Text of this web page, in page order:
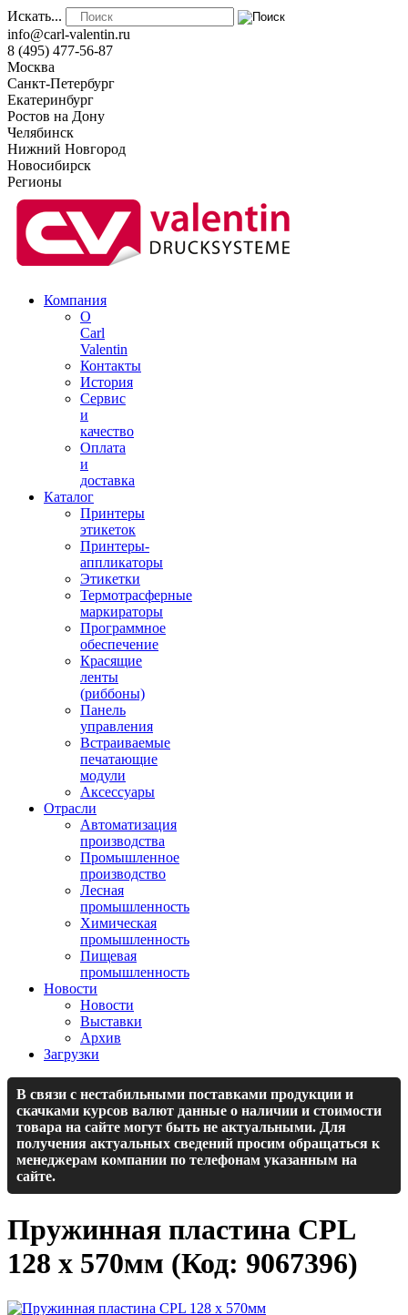
Искать...
info@carl-valentin.ru
8 (495) 477-56-87
Москва
Санкт-Петербург
Екатеринбург
Ростов на Дону
Челябинск
Нижний Новгород
Новосибирск
Регионы
Компания
О
Carl
Valentin
Контакты
История
Сервис
и
качество
Оплата
и
доставка
Каталог
Принтеры
этикеток
Принтеры-
аппликаторы
Этикетки
Термотрасферные
маркираторы
Программное
обеспечение
Красящие
ленты
(риббоны)
Панель
управления
Встраиваемые
печатающие
модули
Аксессуары
Отрасли
Автоматизация
производства
Промышленное
производство
Лесная
промышленность
Химическая
промышленность
Пищевая
промышленность
Новости
Новости
Выставки
Архив
Загрузки
В связи с нестабильными поставками продукции и
скачками курсов валют данные о наличии и стоимости
товара на сайте могут быть не актуальными. Для
получения актуальных сведений просим обращаться к
менеджерам компании по телефонам указанным на
сайте.
Пружинная пластина CPL
128 x 570мм (Код: 9067396)